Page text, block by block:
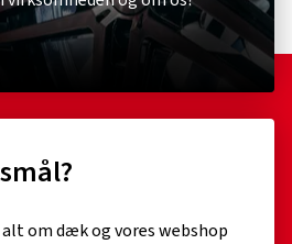
om dæk og vores webshop